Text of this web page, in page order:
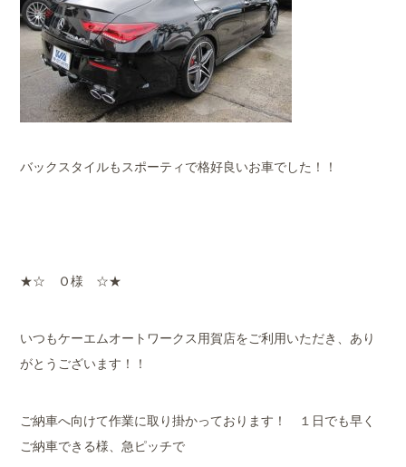
バックスタイルもスポーティで格好良いお車でした！！
★☆ Ｏ様 ☆★
いつもケーエムオートワークス用賀店をご利用いただき、あり
がとうございます！！
ご納車へ向けて作業に取り掛かっております！ １日でも早く
ご納車できる様、急ピッチで